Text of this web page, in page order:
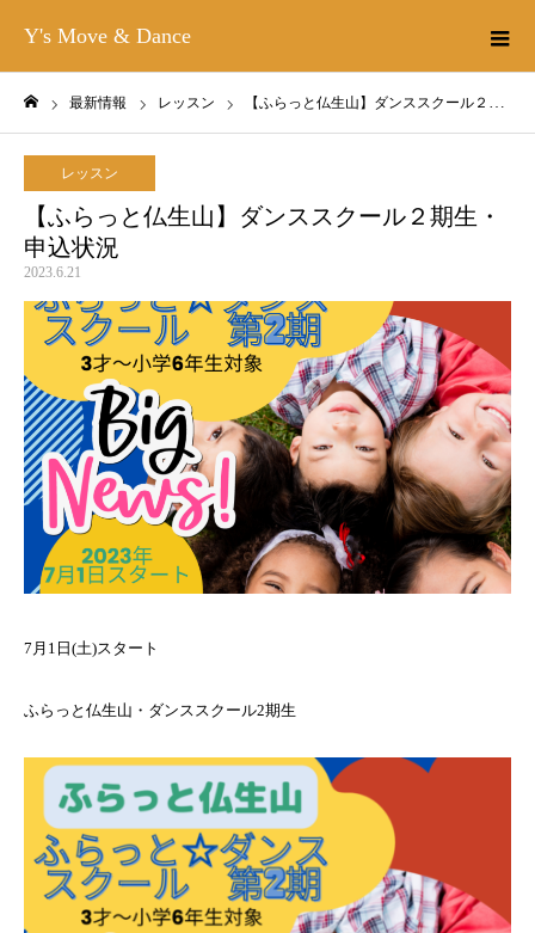
Y's Move & Dance
最新情報 レッスン 【ふらっと仏生山】ダンススクール２期生・申込状況
レッスン
【ふらっと仏生山】ダンススクール２期生・
申込状況
2023.6.21
7月1日(土)スタート
ふらっと仏生山・ダンススクール2期生